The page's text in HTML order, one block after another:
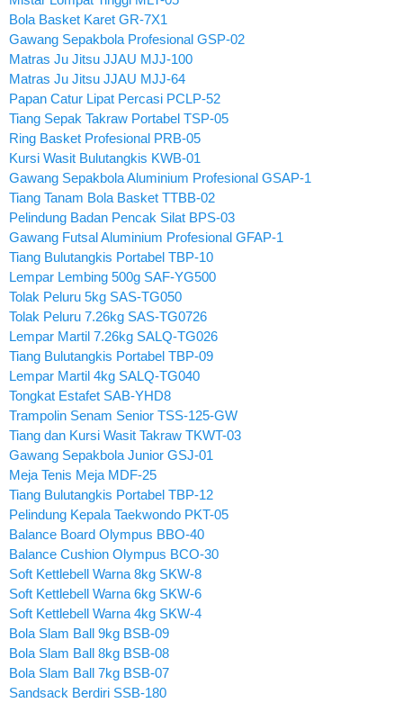
Bola Basket Karet GR-7X1
Gawang Sepakbola Profesional GSP-02
Matras Ju Jitsu JJAU MJJ-100
Matras Ju Jitsu JJAU MJJ-64
Papan Catur Lipat Percasi PCLP-52
Tiang Sepak Takraw Portabel TSP-05
Ring Basket Profesional PRB-05
Kursi Wasit Bulutangkis KWB-01
Gawang Sepakbola Aluminium Profesional GSAP-1
Tiang Tanam Bola Basket TTBB-02
Pelindung Badan Pencak Silat BPS-03
Gawang Futsal Aluminium Profesional GFAP-1
Tiang Bulutangkis Portabel TBP-10
Lempar Lembing 500g SAF-YG500
Tolak Peluru 5kg SAS-TG050
Tolak Peluru 7.26kg SAS-TG0726
Lempar Martil 7.26kg SALQ-TG026
Tiang Bulutangkis Portabel TBP-09
Lempar Martil 4kg SALQ-TG040
Tongkat Estafet SAB-YHD8
Trampolin Senam Senior TSS-125-GW
Tiang dan Kursi Wasit Takraw TKWT-03
Gawang Sepakbola Junior GSJ-01
Meja Tenis Meja MDF-25
Tiang Bulutangkis Portabel TBP-12
Pelindung Kepala Taekwondo PKT-05
Balance Board Olympus BBO-40
Balance Cushion Olympus BCO-30
Soft Kettlebell Warna 8kg SKW-8
Soft Kettlebell Warna 6kg SKW-6
Soft Kettlebell Warna 4kg SKW-4
Bola Slam Ball 9kg BSB-09
Bola Slam Ball 8kg BSB-08
Bola Slam Ball 7kg BSB-07
Sandsack Berdiri SSB-180